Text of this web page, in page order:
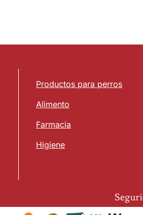
Productos para perros
Alimento
Farmacia
Higiene